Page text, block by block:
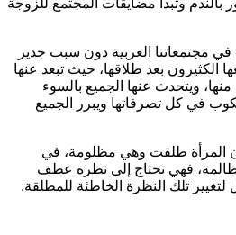
وتبدأ مضايقات المجتمع للزوجة
مجتمعاتنا العربية دون سبب جدير
الكثيرون بعد طلاقها، حيث تبعد عنها
ويتحدث عنها الجميع بالسوء
في كل تصرفاتها ويبرر الجميع
المرأة طلقت وهي مظلومة، في
فهي تحتاج إلى نظرة عطف
تلك النظرة الخاطئة للمطلقة.